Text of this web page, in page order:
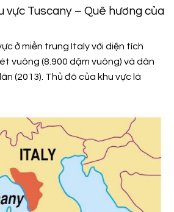
vực Tuscany – Quê hương của
ở miền trung Italy với diện tích
vuông (8.900 dặm vuông) và dân
(2013). Thủ đô của khu vực là